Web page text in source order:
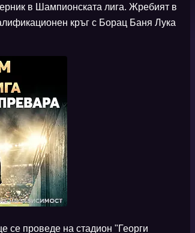
в Шампионската лига. Жребият в
кръг с Борац Баня Лука
се проведе на стадион "Георги